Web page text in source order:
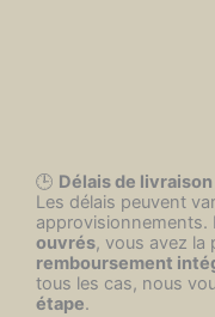
🕒 Délais de livraison
Les délais peuvent
approvisionnements.
ouvrés, vous avez la
remboursement
tous les cas, nous
étape.